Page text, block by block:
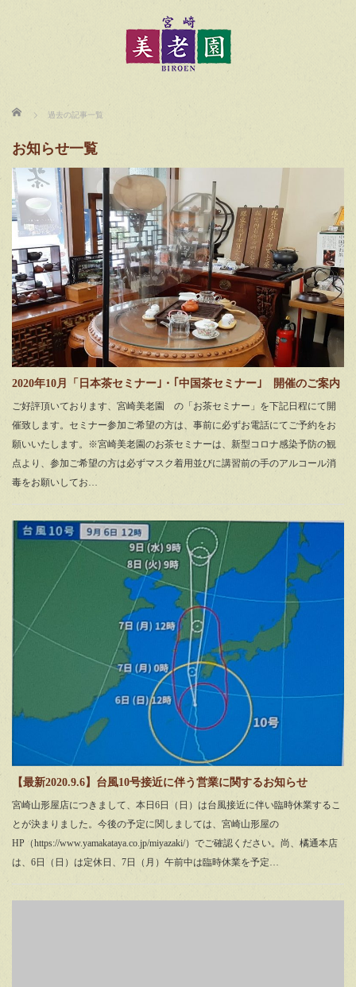
ホーム 過去の記事一覧
お知らせ一覧
2020年10月「日本茶セミナー｣・｢中国茶セミナー｣ 開催のご案内
ご好評頂いております、宮崎美老園 の「お茶セミナー」を下記日程にて開
催致します。セミナー参加ご希望の方は、事前に必ずお電話にてご予約をお
願いいたします。※宮崎美老園のお茶セミナーは、新型コロナ感染予防の観
点より、参加ご希望の方は必ずマスク着用並びに講習前の手のアルコール消
毒をお願いしてお…
【最新2020.9.6】台風10号接近に伴う営業に関するお知らせ
宮崎山形屋店につきまして、本日6日（日）は台風接近に伴い臨時休業するこ
とが決まりました。今後の予定に関しましては、宮崎山形屋の
HP（https://www.yamakataya.co.jp/miyazaki/）でご確認ください。尚、橘通本店
は、6日（日）は定休日、7日（月）午前中は臨時休業を予定…